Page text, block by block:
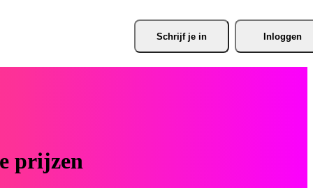
Schrijf je in Inloggen
prijzen